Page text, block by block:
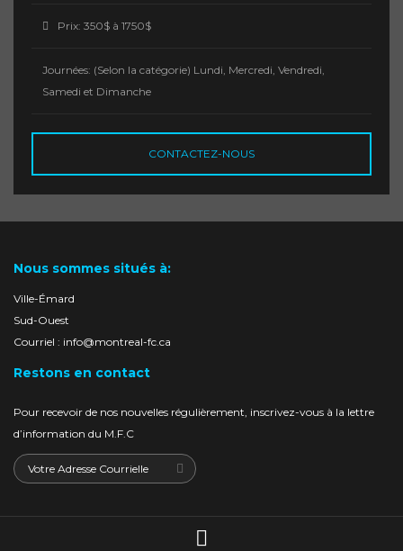
Prix: 350$ à 1750$
Journées: (Selon la catégorie) Lundi, Mercredi, Vendredi,
Samedi et Dimanche
CONTACTEZ-NOUS
Nous sommes situés à:
Ville-Émard
Sud-Ouest
Courriel : info@montreal-fc.ca
Restons en contact
Pour recevoir de nos nouvelles régulièrement, inscrivez-vous à la lettre
d’information du M.F.C